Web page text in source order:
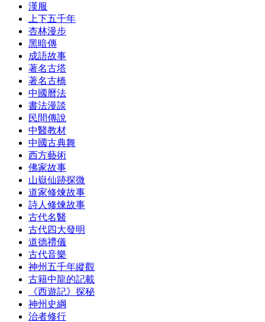
漢服
上下五千年
杏林漫步
黑暗傳
成語故事
著名古塔
著名古橋
中國曆法
書法漫談
民間傳說
中醫教材
中國古典舞
西方藝術
佛家故事
山嶽仙跡探微
道家修煉故事
詩人修煉故事
古代名醫
古代四大發明
道德禮儀
古代音樂
神州五千年縱觀
古籍中龍的記載
《西遊記》探秘
神州史綱
治者修行